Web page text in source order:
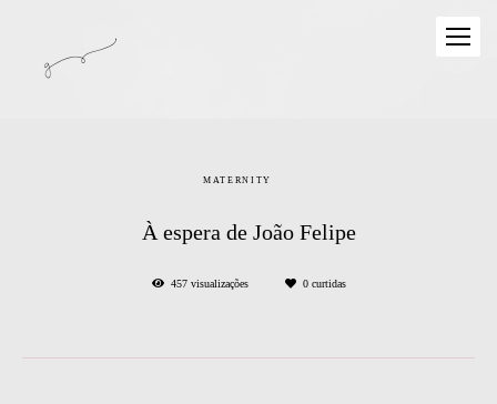
MATERNITY
À espera de João Felipe
457visualizações 0curtidas